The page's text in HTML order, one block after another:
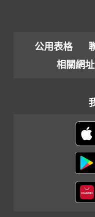
公用表格
相關網址